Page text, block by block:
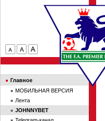
Главное
МОБИЛЬНАЯ ВЕРСИЯ
Лента
JOHNNYBET